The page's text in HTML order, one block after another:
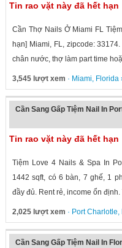
Tin rao vặt này đã hết hạn
Cần Thợ Nails Ở Miami FL
hạn] Miami, FL, zipcode:
chân nước, thợ làm part time
3,545 lượt xem · Miami, Florida
Cần Sang Gấp Tiệm Nail In
Tin rao vặt này đã hết hạn
Tiệm Love 4 Nails & Spa In
1442 sqft, có 6 bàn, 7 ghế, 1
đầy đủ. Rent rẻ, income ổn
2,025 lượt xem · Port Charlotle,
Cần Sang Gấp Tiệm Nail In